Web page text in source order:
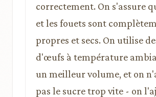
correctement. On s'assure
et les fouets sont
propres et secs. On utilise
d'œufs à température
un meilleur volume, et on
pas le sucre trop vite - on